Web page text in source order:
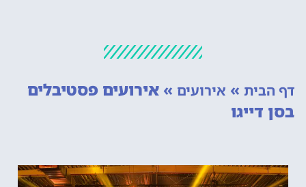
דף הבית » אירועים » אירועים פסטיבלים
בסן דייגו